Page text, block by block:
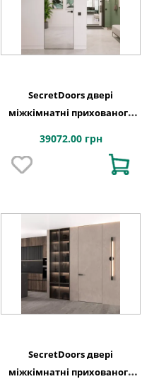
SecretDoors двері
міжкімнатні прихованого
39072.00 грн
SecretDoors двері
міжкімнатні прихованого